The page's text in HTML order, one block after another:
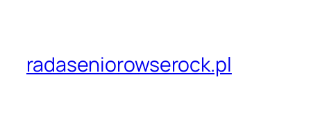
radaseniorowserock.pl